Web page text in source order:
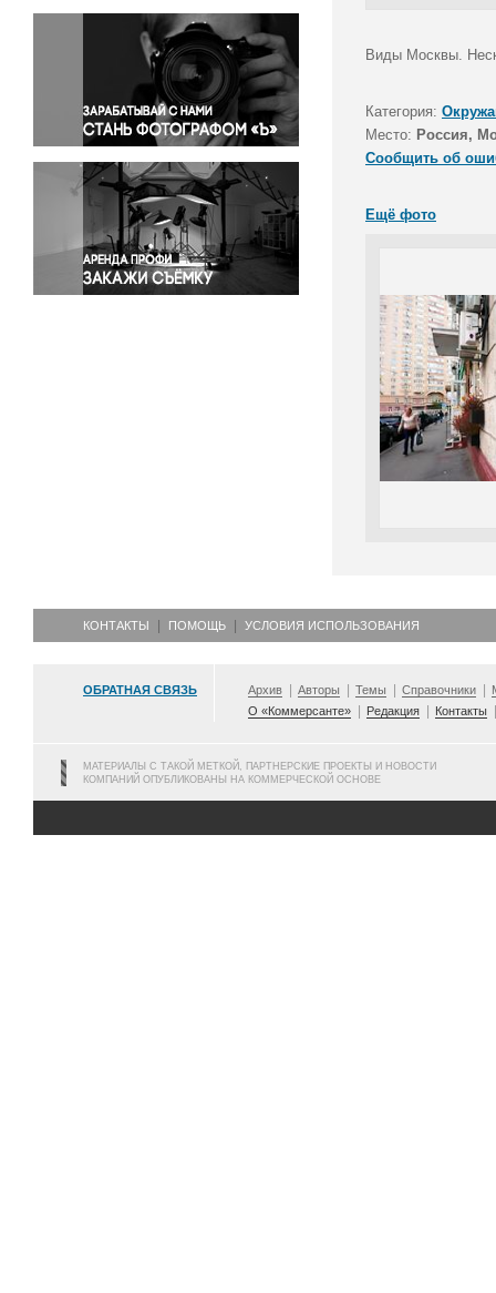
Окружающая среда
Политика
Правосудие
Происшествия и конфликты
Религия
Светская жизнь
Спорт
Экология
Экономика и бизнес
Виды Москвы.
Категория:
Место: Россия,
Сообщить об
Ещё фото
КОНТАКТЫ ПОМОЩЬ УСЛОВИЯ ИСПОЛЬЗОВАНИЯ
ОБРАТНАЯ СВЯЗЬ Архив Авторы Темы Справочники
О «Коммерсанте»
Редакция Контакты
МАТЕРИАЛЫ С ТАКОЙ МЕТКОЙ, ПАРТНЕРСКИЕ ПРОЕКТЫ И НОВОСТИ
КОМПАНИЙ ОПУБЛИКОВАНЫ НА КОММЕРЧЕСКОЙ ОСНОВЕ